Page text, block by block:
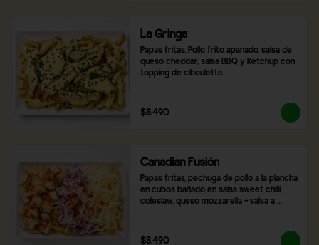
La Gringa
Papas fritas, Pollo frito apanado, salsa de
queso cheddar, salsa BBQ y Ketchup con
topping de ciboulette.
$8.490
Canadian Fusión
Papas fritas, pechuga de pollo a la plancha
en cubos bañado en salsa sweet chilli,
coleslaw, queso mozzarella + salsa a
$8.490